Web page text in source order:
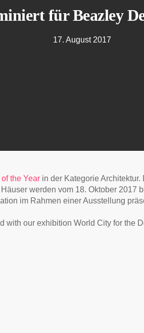
für Beazley
17. August 2017
the Year in der Kategorie Architektur.
werden vom 18. Oktober 2017
im Rahmen einer Ausstellung
with our exhibition World City for the